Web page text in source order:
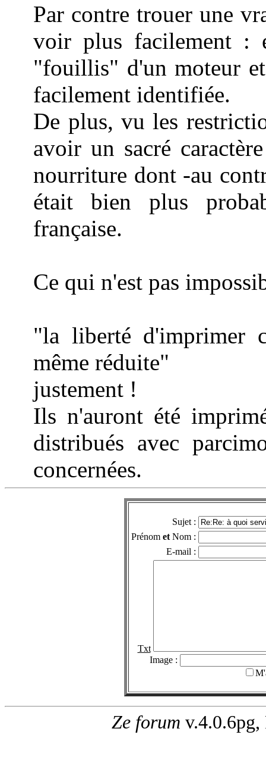
Par contre trouer une
voir plus facilement :
"fouillis" d'un moteur
facilement identifiée.
De plus, vu les
avoir un sacré
nourriture dont -au
était bien plus
française.
Ce qui n'est pas
"la liberté d'imprimer
même réduite"
justement !
Ils n'auront été
distribués avec
concernées.
Sujet :
Prénom et Nom :
E-mail :
Txt
Image :
Ze forum